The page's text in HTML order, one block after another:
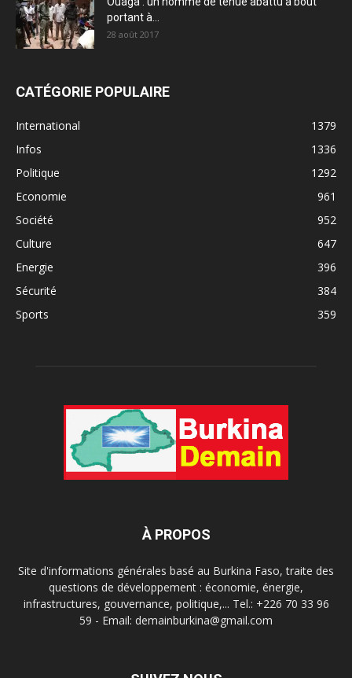
portant à...
28 août 2017
CATÉGORIE POPULAIRE
International
1379
Infos
1336
Politique
1292
Economie
961
Société
952
Culture
647
Energie
396
Sécurité
384
Sports
359
À PROPOS
Site d'informations générales basé au Burkina Faso, traite des
questions de développement : économie, énergie,
infrastructures, gouvernance, politique,... Tel.: +226 70 33 96
59 - Email: demainburkina@gmail.com